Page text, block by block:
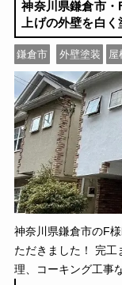
神奈川県鎌倉市
上げの外壁を白く
鎌倉市 外壁塗装 屋
神奈川県鎌倉市のF
ただきました！ 完
理、コーキング工事